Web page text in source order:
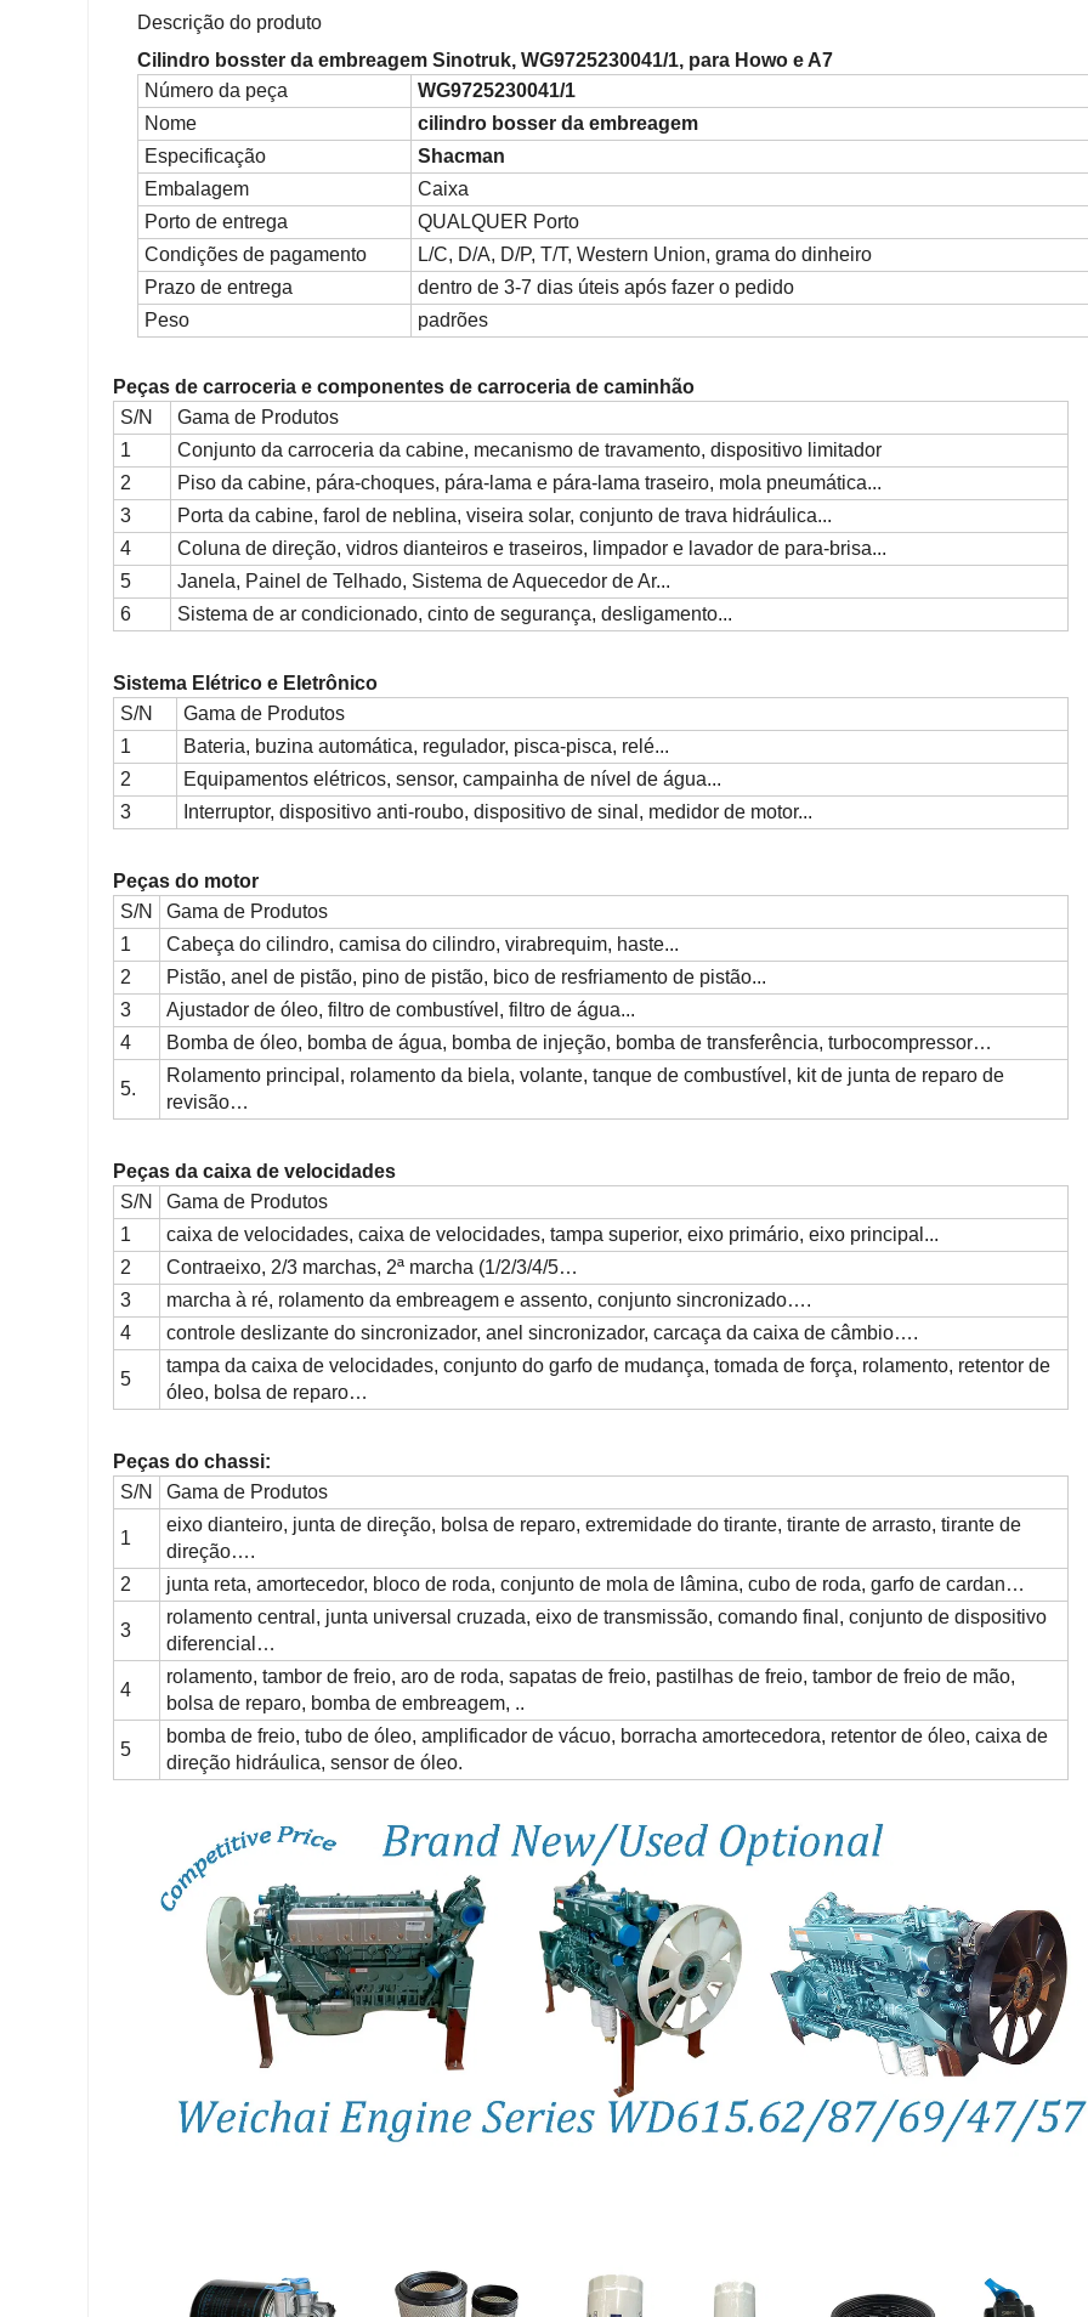
Descrição do produto
Cilindro bosster da embreagem Sinotruk, WG9725230041/1, para Howo e A7
Número da peça
WG9725230041/1
Nome
cilindro bosser da embreagem
Especificação
Shacman
Embalagem
Caixa
Porto de entrega
QUALQUER Porto
Condições de pagamento
L/C, D/A, D/P, T/T, Western Union, grama do dinheiro
Prazo de entrega
dentro de 3-7 dias úteis após fazer o pedido
Peso
padrões
Peças de carroceria e componentes de carroceria de caminhão
S/N
Gama de Produtos
1
Conjunto da carroceria da cabine, mecanismo de travamento, dispositivo limitador
2
Piso da cabine, pára-choques, pára-lama e pára-lama traseiro, mola pneumática...
3
Porta da cabine, farol de neblina, viseira solar, conjunto de trava hidráulica...
4
Coluna de direção, vidros dianteiros e traseiros, limpador e lavador de para-brisa...
5
Janela, Painel de Telhado, Sistema de Aquecedor de Ar...
6
Sistema de ar condicionado, cinto de segurança, desligamento...
Sistema Elétrico e Eletrônico
S/N
Gama de Produtos
1
Bateria, buzina automática, regulador, pisca-pisca, relé...
2
Equipamentos elétricos, sensor, campainha de nível de água...
3
Interruptor, dispositivo anti-roubo, dispositivo de sinal, medidor de motor...
Peças do motor
S/N
Gama de Produtos
1
Cabeça do cilindro, camisa do cilindro, virabrequim, haste...
2
Pistão, anel de pistão, pino de pistão, bico de resfriamento de pistão...
3
Ajustador de óleo, filtro de combustível, filtro de água...
4
Bomba de óleo, bomba de água, bomba de injeção, bomba de transferência, turbocompressor…
5.
Rolamento principal, rolamento da biela, volante, tanque de combustível, kit de junta de reparo de
revisão…
Peças da caixa de velocidades
S/N
Gama de Produtos
1
caixa de velocidades, caixa de velocidades, tampa superior, eixo primário, eixo principal...
2
Contraeixo, 2/3 marchas, 2ª marcha (1/2/3/4/5…
3
marcha à ré, rolamento da embreagem e assento, conjunto sincronizado….
4
controle deslizante do sincronizador, anel sincronizador, carcaça da caixa de câmbio….
5
tampa da caixa de velocidades, conjunto do garfo de mudança, tomada de força, rolamento, retentor de
óleo, bolsa de reparo…
Peças do chassi:
S/N
Gama de Produtos
1
eixo dianteiro, junta de direção, bolsa de reparo, extremidade do tirante, tirante de arrasto, tirante de
direção….
2
junta reta, amortecedor, bloco de roda, conjunto de mola de lâmina, cubo de roda, garfo de cardan…
3
rolamento central, junta universal cruzada, eixo de transmissão, comando final, conjunto de dispositivo
diferencial…
4
rolamento, tambor de freio, aro de roda, sapatas de freio, pastilhas de freio, tambor de freio de mão,
bolsa de reparo, bomba de embreagem, ..
5
bomba de freio, tubo de óleo, amplificador de vácuo, borracha amortecedora, retentor de óleo, caixa de
direção hidráulica, sensor de óleo.